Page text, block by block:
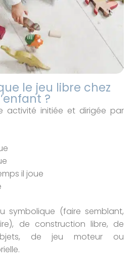
le jeu libre chez
?
activité initiée et dirigée par
il joue
symbolique (faire semblant,
de construction libre, de
de jeu moteur ou